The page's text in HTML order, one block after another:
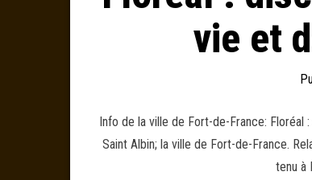
vie et
Info de la ville de Fort-de-France:
Saint Albin; la ville de Fort-de-France.
tenu à